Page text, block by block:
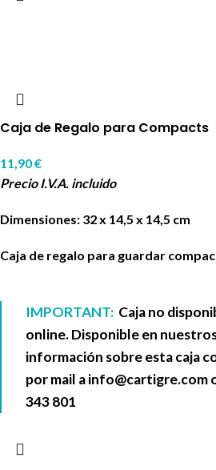
Caja de Regalo para Compacts
11,90€
Precio I.V.A. incluido
Dimensiones: 32 x 14,5 x 14,5 cm
Caja de regalo para guardar
IMPORTANT: Caja no
online. Disponible en
información sobre esta caja
por mail ainfo@cartigre.com
343 801